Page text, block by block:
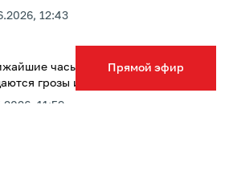
Прямой эфир
12:43
часы в Тульской области
грозы и сильный ветер
11:59